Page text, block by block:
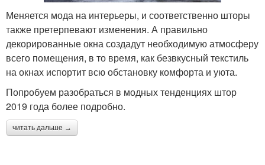
Меняется мода на интерьеры, и соответственно шторы
также претерпевают изменения. А правильно
декорированные окна создадут необходимую атмосферу
всего помещения, в то время, как безвкусный текстиль
на окнах испортит всю обстановку комфорта и уюта.
Попробуем разобраться в модных тенденциях штор
2019 года более подробно.
читать дальше →